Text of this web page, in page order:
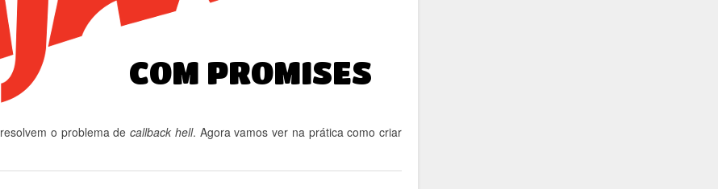
resolvem o problema de callback hell. Agora vamos ver na prática como criar